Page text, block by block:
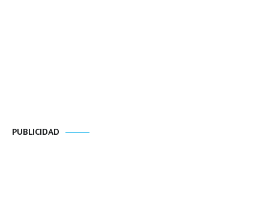
PUBLICIDAD